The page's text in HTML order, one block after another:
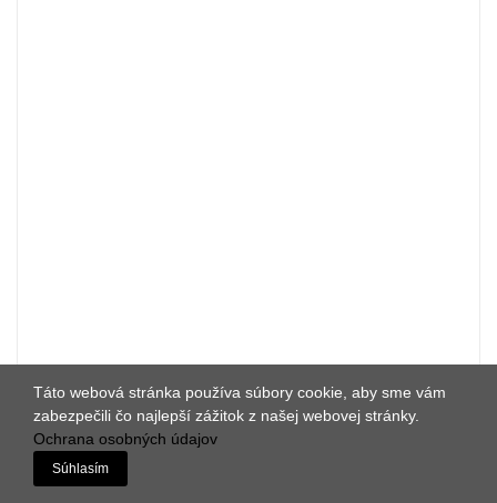
Táto webová stránka používa súbory cookie, aby sme vám
zabezpečili čo najlepší zážitok z našej webovej stránky.
Ochrana osobných údajov
Súhlasím